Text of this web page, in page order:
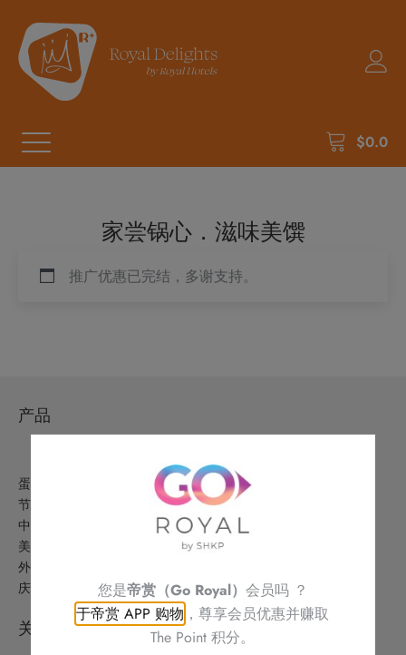
$0.0
家尝锅心．滋味美馔
推广优惠已完结，多谢支持。
产品
蛋糕美点
节日精选
中式美食
美酒及礼品
外卖美食及优惠
庆祝
关于
您是帝赏（Go Royal） 会员吗 ？
于帝赏 APP 购物 ，尊享会员优惠并赚取
The Point 积分。